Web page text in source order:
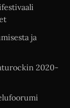
ja
2020-